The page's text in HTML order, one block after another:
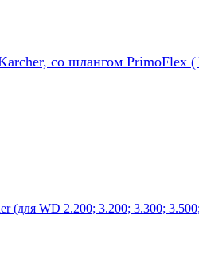
со шлангом PrimoFlex